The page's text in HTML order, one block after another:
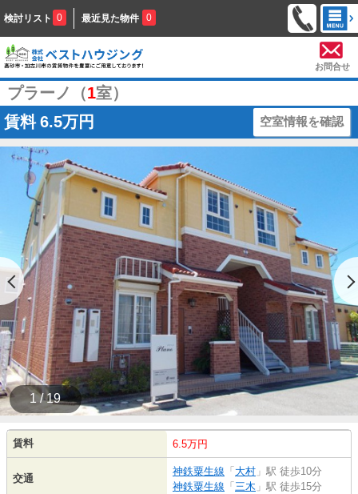
検討リスト 0 最近見た物件 0
お問合せ
プラーノ（1室）
賃料 6.5万円 空室情報を確認
1 / 19
賃料 6.5万円
交通
神鉄粟生線 「 大村 」駅 徒歩10分
神鉄粟生線 「 三木 」駅 徒歩15分